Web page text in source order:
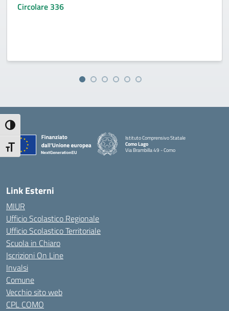
Attiva/disattiva alto contrasto
Attiva/disattiva dimensione testo
Circolare 336
Istituto Comprensivo Statale
Como Lago
Via Brambilla 49 - Como
Link Esterni
MIUR
Ufficio Scolastico Regionale
Ufficio Scolastico Territoriale
Scuola in Chiaro
Iscrizioni On Line
Invalsi
Comune
Vecchio sito web
CPL COMO